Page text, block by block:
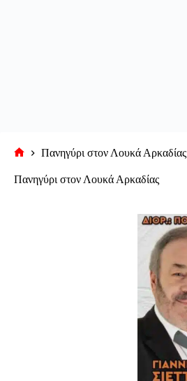
σελίδα
Πανηγύρι στον Λουκά Αρκαδίας
Πανηγύρι στον Λουκά Αρκαδίας